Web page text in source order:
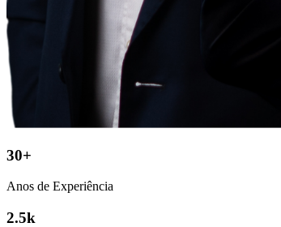
30+
Anos de Experiência
2.5k